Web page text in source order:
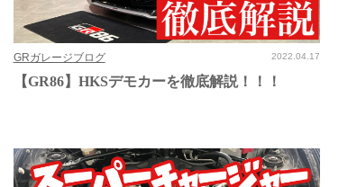
GRガレージブログ 2022.04.17
【GR86】HKSデモカーを徹底解説！！！